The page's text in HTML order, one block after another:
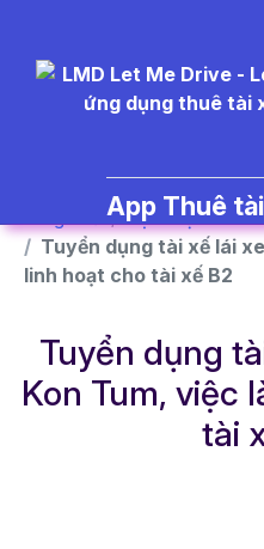
App Thuê
Trang chủ
Dịch vụ
Tuyển dụng tài xế lái
linh hoạt cho tài xế B2
Tuyển dụng
Kon Tum, việc
tài